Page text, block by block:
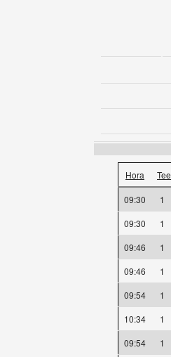
Hora Tee
09:30 1
09:30
1
09:46
1
09:46
1
09:54
1
10:34
1
09:54
1